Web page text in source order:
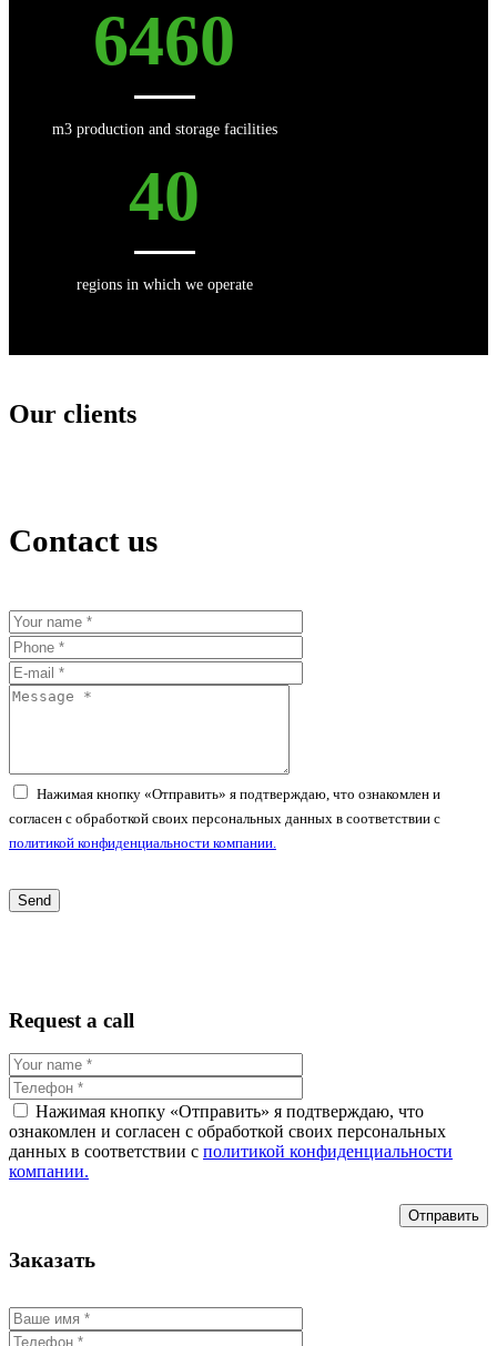
6460
m3 production and storage facilities
40
regions in which we operate
Our clients
Contact us
Нажимая кнопку «Отправить» я подтверждаю, что ознакомлен и
согласен с обработкой своих персональных данных в соответствии с
политикой конфиденциальности компании.
Request a call
Нажимая кнопку «Отправить» я подтверждаю, что
ознакомлен и согласен с обработкой своих персональных
данных в соответствии с политикой конфиденциальности
компании.
Заказать